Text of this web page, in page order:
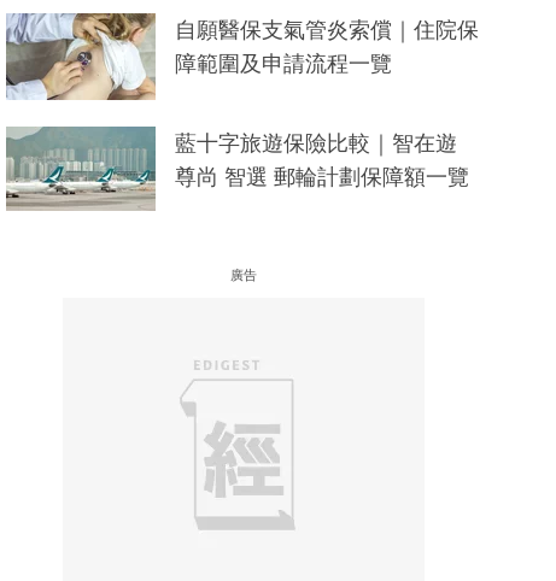
自願醫保支氣管炎索償｜住院保
障範圍及申請流程一覽
藍十字旅遊保險比較｜智在遊
尊尚 智選 郵輪計劃保障額一覽
廣告